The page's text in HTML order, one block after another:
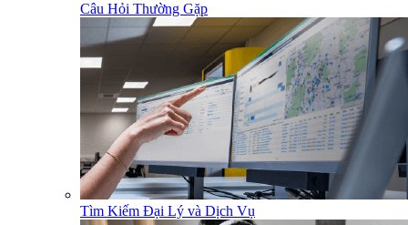
Câu Hỏi Thường Gặp
Tìm Kiếm Đại Lý và Dịch Vụ